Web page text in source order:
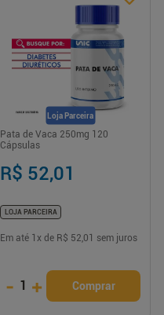
Loja Parceira
Pata de Vaca 250mg 120
Cápsulas
R$ 52,01
LOJA PARCEIRA
Em até 1 x de R$ 52,01 sem juros
- 1 + Comprar